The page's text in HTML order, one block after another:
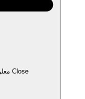
Close معلومات عنا